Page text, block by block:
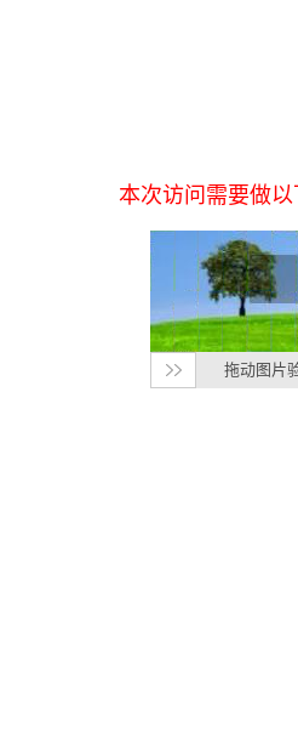
本次访问需要做
拖动图片